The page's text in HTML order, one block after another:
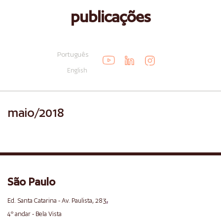
publicações
Português
English
maio/2018
São Paulo
Ed. Santa Catarina - Av. Paulista, 283,
4º andar - Bela Vista